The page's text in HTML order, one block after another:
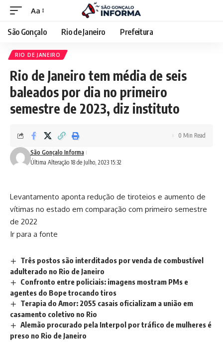
Aa
São Gonçalo Rio de Janeiro Prefeitura
RIO DE JANEIRO
Rio de Janeiro tem média de seis
baleados por dia no primeiro
semestre de 2023, diz instituto
Última Alteração 18 de Julho, 2023 15:32
São Gonçalo Informa
0 Min Read
Levantamento aponta redução de tiroteios e aumento de
vítimas no estado em comparação com primeiro semestre
de 2022
Ir para a fonte
Três postos são interditados por venda de combustível
adulterado no Rio de Janeiro
Confronto entre policiais: imagens mostram PMs e
agentes do Bope trocando tiros
Terapia do Amor: 2055 casais oficializam a união em
casamento coletivo no Rio
Alemão procurado pela Interpol por tráfico de mulheres é
preso no Rio de Janeiro